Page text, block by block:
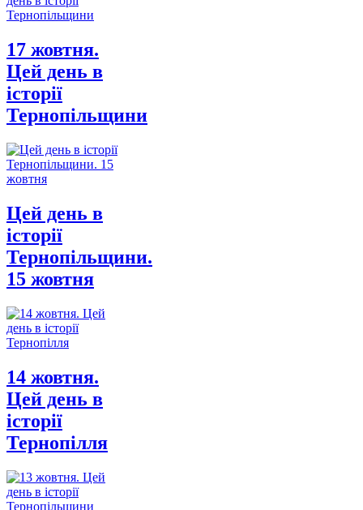
17 жовтня.
Цей день в
історії
Тернопільщини
Цей день в
історії
Тернопільщини.
15 жовтня
14 жовтня.
Цей день в
історії
Тернопілля